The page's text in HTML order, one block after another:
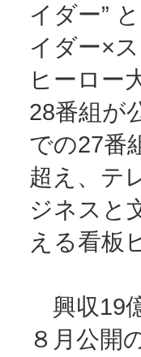
イダー”
イダー×
ヒーロー
28番組が
での27番
超え、テ
ジネスと
える看板
興収19
８月公開